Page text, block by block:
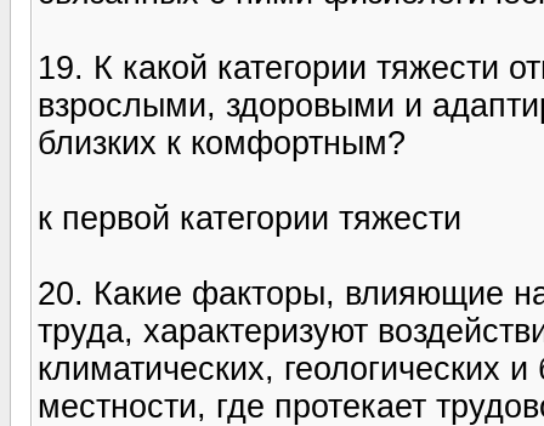
19. К какой категории тяжести
взрослыми, здоровыми и
близких к комфортным?
к первой категории тяжести
20. Какие факторы, влияющие
труда, характеризуют
климатических, геологических
местности, где протекает